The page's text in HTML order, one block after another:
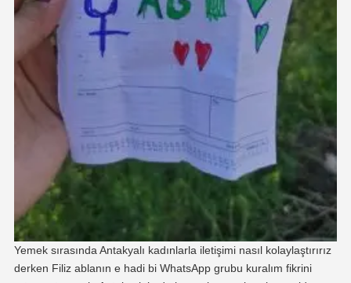
Yemek sırasında Antakyalı kadınlarla iletişimi nasıl kolaylaştırırız
derken Filiz ablanın e hadi bi WhatsApp grubu kuralım fikrini